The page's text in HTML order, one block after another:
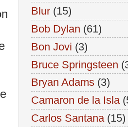
Blur (15)
Bob Dylan (61)
Bon Jovi (3)
Bruce Springsteen
Bryan Adams (3)
Camaron de la Isla
Carlos Santana (15)